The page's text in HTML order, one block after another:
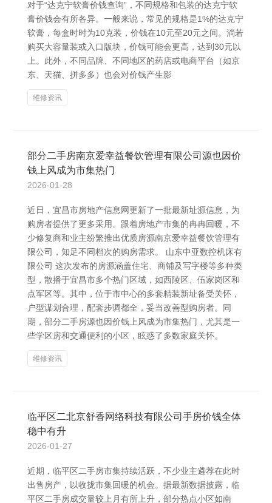
对于“达克宁软膏价钱查询”，不同规格和包装的达克宁软
膏价钱会有所各异。一般来说，常见的规格是1%的达克宁
软膏，每盒时时为10克装，价钱在10元至20元之间。淌若
购买大容量装或入口版块，价钱可能会更高，达到30元以
上。此外，不同品牌、不同地区的药店或电商平台（如京
东、天猫、拼多多）也会对价钱产生影
维修资讯
部分二手房南京爱幸益餐饮管理有限公司源也因价
钱上风成为市集热门
2026-01-28
近日，宜昌市房地产信息网更新了一批最新址源信息，为
购房者提供了更多采用。跟着房地产市集的冉冉回暖，不
少修复商和业主纷繁推出优质房源南京爱幸益餐饮管理有
限公司，知足不同档次的购房需求。 山东中亚数控机床有
限公司 这次发布的房源涵盖住宅、商铺及写字楼等多种类
型，散播于宜昌市多个热门区域，如西陵区、伍家岗区和
点军区等。其中，位于市中心的多套精装新址备受关怀，
户型谋划合理，配套步调都全，妥当改善型购房者。同
期，部分二手房源也因价钱上风成为市集热门，尤其是一
些学区房和交通便利的小区，眩惑了多数家庭关怀。
维修资讯
临平区二北京舒香网络科技有限公司手房价钱全体
稳中有升
2026-01-27
近期，临平区二手房市集持续活跃，不少业主遴荐在此时
出售房产，以收拢市集回暖的机会。据最新数据披露，临
平区二手房成交量较上月有所上升，部分热点小区如南